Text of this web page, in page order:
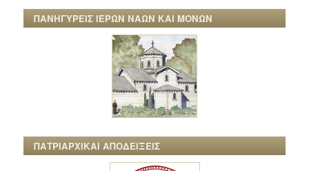
ΠΑΝΗΓΥΡΕΙΣ ΙΕΡΩΝ ΝΑΩΝ ΚΑΙ ΜΟΝΩΝ
ΠΑΤΡΙΑΡΧΙΚΑΙ ΑΠΟΔΕΙΞΕΙΣ